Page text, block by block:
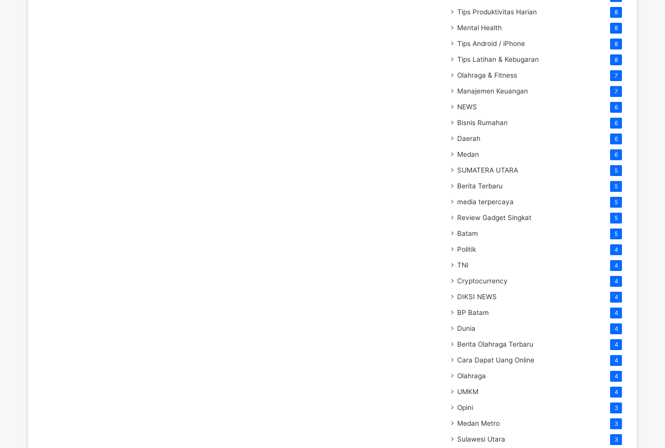
Tips Produktivitas Harian 8
Mental Health 8
Tips Android / iPhone 8
Tips Latihan & Kebugaran 8
Olahraga & Fitness 7
Manajemen Keuangan 7
NEWS 6
Bisnis Rumahan 6
Daerah 6
Medan 6
SUMATERA UTARA 5
Berita Terbaru 5
media terpercaya 5
Review Gadget Singkat 5
Batam 5
Politik 4
TNI 4
Cryptocurrency 4
DIKSI NEWS 4
BP Batam 4
Dunia 4
Berita Olahraga Terbaru 4
Cara Dapat Uang Online 4
Olahraga 4
UMKM 4
Opini 3
Medan Metro 3
Sulawesi Utara 3